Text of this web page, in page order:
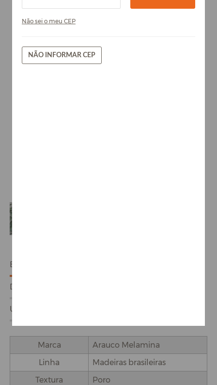
Ipê Amarelo - Chapa de MDF
ESPECIFICAÇÕES
DETALHES DO PRODUTO
USO E APLICAÇÕES
Marca
Arauco Melamina
Linha
Madeiras brasileiras
Textura
Poro
Não sei o meu CEP
NÃO INFORMAR CEP